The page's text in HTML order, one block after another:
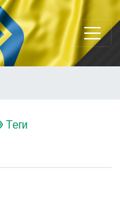
Теги